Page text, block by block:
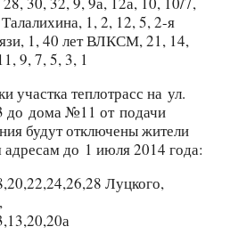
1, 2, 12, 5, 2-я
1, 40 лет ВЛКСМ, 21, 14,
9, 7, 5, 3, 1
участка теплотрасс на ул.
до дома №11 от подачи
будут отключены жители
до 1 июля 2014 года:
Луцкого,